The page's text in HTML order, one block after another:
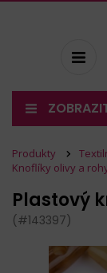
Produkty
Knoflíky olivy a
Plastový
(#143397)